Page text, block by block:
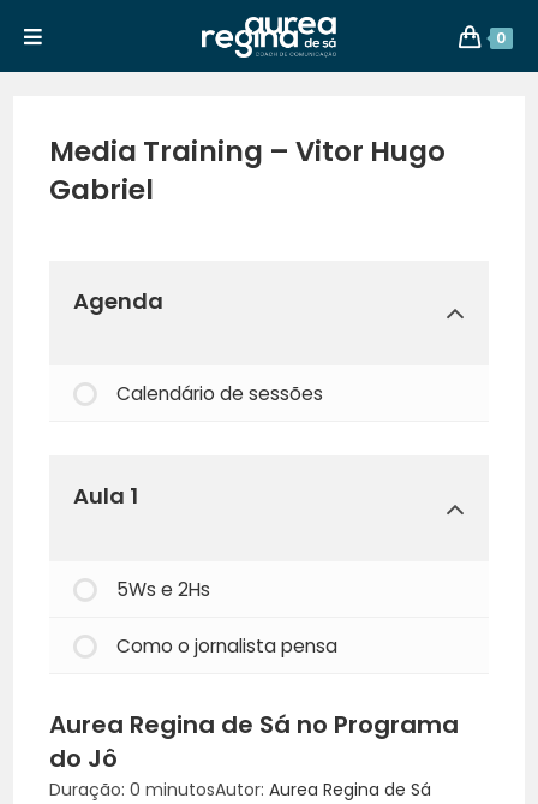
0
Media Training – Vitor Hugo
Gabriel
Agenda
Calendário de sessões
Aula 1
5Ws e 2Hs
Como o jornalista pensa
Aurea Regina de Sá no Programa
do Jô
Duração: 0 minutosAutor:Aurea Regina de Sá